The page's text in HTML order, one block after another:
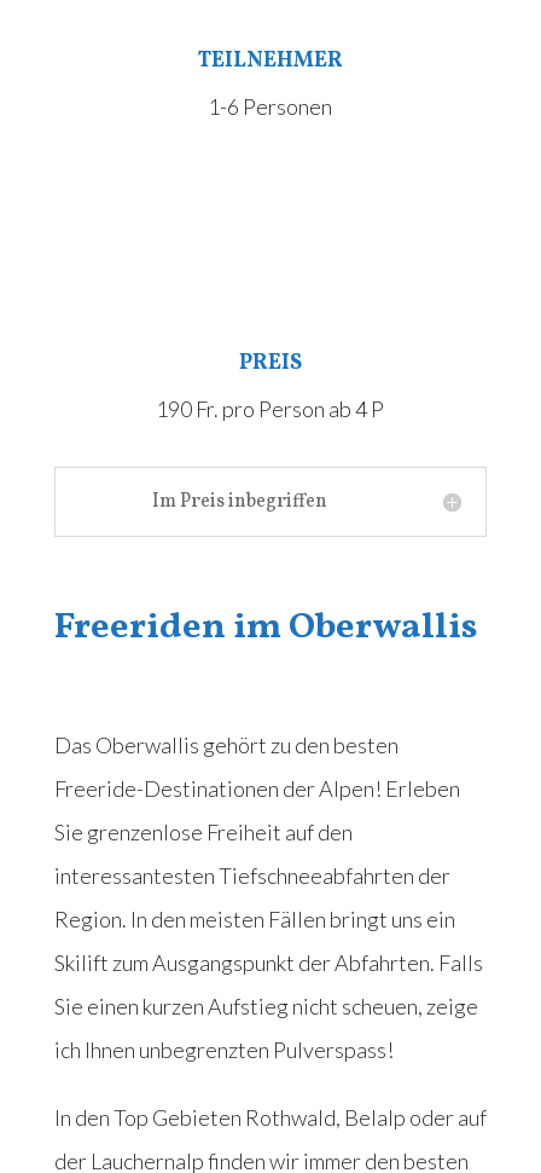
TEILNEHMER
1-6 Personen
PREIS
190 Fr. pro Person ab 4 P
Im Preis inbegriffen
Freeriden im Oberwallis
Das Oberwallis gehört zu den besten
Freeride-Destinationen der Alpen! Erleben
Sie grenzenlose Freiheit auf den
interessantesten Tiefschneeabfahrten der
Region. In den meisten Fällen bringt uns ein
Skilift zum Ausgangspunkt der Abfahrten. Falls
Sie einen kurzen Aufstieg nicht scheuen, zeige
ich Ihnen unbegrenzten Pulverspass!
In den Top Gebieten Rothwald, Belalp oder auf
der Lauchernalp finden wir immer den besten